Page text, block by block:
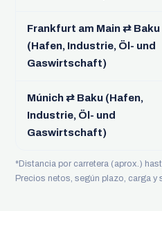
Frankfurt am Main ⇄ Baku
(Hafen, Industrie, Öl- und
Gaswirtschaft)
Múnich ⇄ Baku (Hafen,
Industrie, Öl- und
Gaswirtschaft)
*Distancia por carretera (aprox.)
Precios netos, según plazo, carga y